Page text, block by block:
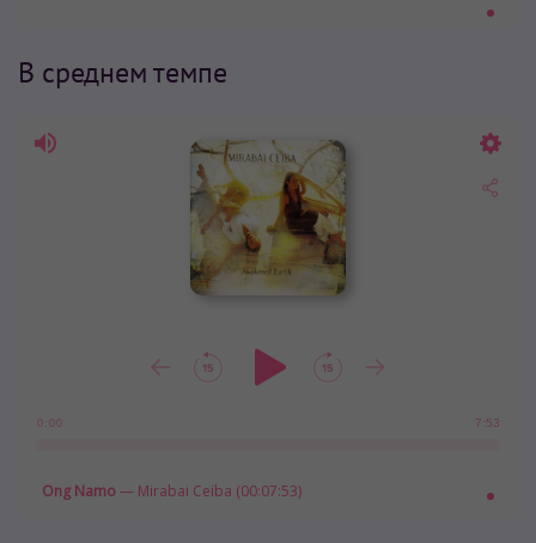
В среднем темпе
0:00 7:53
Ong Namo — Mirabai Ceiba (00:07:53)